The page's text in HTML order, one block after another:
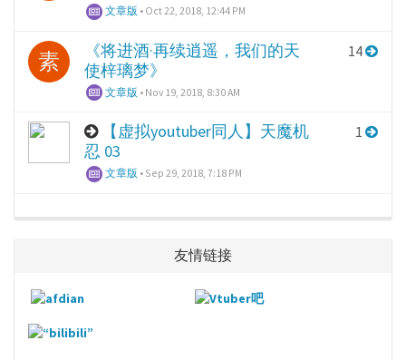
文章版 • Oct 22, 2018, 12:44 PM
素
《将进酒·再续逍遥，我们的天
使梓璃梦》
文章版 • Nov 19, 2018, 8:30 AM
14
【虚拟youtuber同人】天魔机
忍 03
文章版 • Sep 29, 2018, 7:18 PM
1
友情链接